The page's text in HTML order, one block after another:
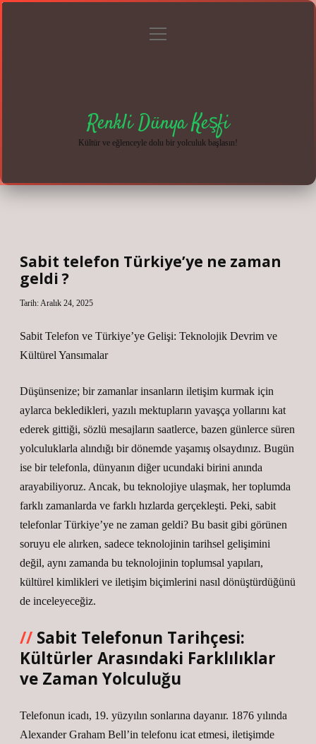
menüyü
Renkli Dünya Keşfi
Kültür ve eğlenceyle dolu bir yolculuk başlasın!
Sabit telefon Türkiye’ye ne zaman
geldi ?
Tarih: Aralık 24, 2025
Sabit Telefon ve Türkiye’ye Gelişi: Teknolojik Devrim ve
Kültürel Yansımalar
Düşünsenize; bir zamanlar insanların iletişim kurmak için
aylarca bekledikleri, yazılı mektupların yavaşça yollarını kat
ederek gittiği, sözlü mesajların saatlerce, bazen günlerce süren
yolculuklarla alındığı bir dönemde yaşamış olsaydınız. Bugün
ise bir telefonla, dünyanın diğer ucundaki birini anında
arayabiliyoruz. Ancak, bu teknolojiye ulaşmak, her toplumda
farklı zamanlarda ve farklı hızlarda gerçekleşti. Peki, sabit
telefonlar Türkiye’ye ne zaman geldi? Bu basit gibi görünen
soruyu ele alırken, sadece teknolojinin tarihsel gelişimini
değil, aynı zamanda bu teknolojinin toplumsal yapıları,
kültürel kimlikleri ve iletişim biçimlerini nasıl dönüştürdüğünü
de inceleyeceğiz.
Sabit Telefonun Tarihçesi:
Kültürler Arasındaki Farklılıklar
ve Zaman Yolculuğu
Telefonun icadı, 19. yüzyılın sonlarına dayanır. 1876 yılında
Alexander Graham Bell’in telefonu icat etmesi, iletişimde